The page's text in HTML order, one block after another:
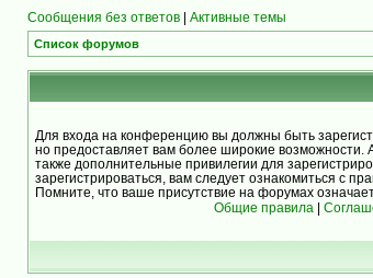
Сообщения без ответов | Активные темы
Список форумов
Для входа на конференцию вы должны быть
но предоставляет вам более широкие
также дополнительные привилегии для
зарегистрироваться, вам следует ознакомиться с
Помните, что ваше присутствие на форумах
Общие правила |